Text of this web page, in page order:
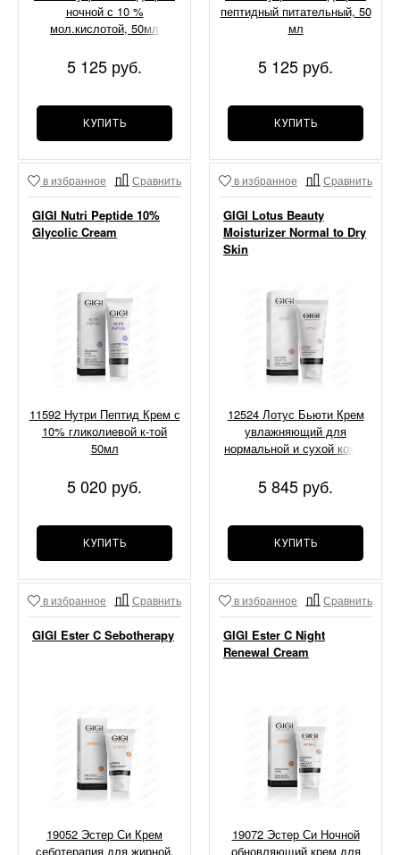
ночной с 10 %
мол.кислотой, 50мл
5 125 руб.
КУПИТЬ
пептидный питательный, 50
мл
5 125 руб.
КУПИТЬ
в избранное Сравнить
GIGI Nutri Peptide 10%
Glycolic Cream
11592 Нутри Пептид Крем с
10% гликолиевой к-той
50мл
5 020 руб.
КУПИТЬ
в избранное Сравнить
GIGI Lotus Beauty
Moisturizer Normal to Dry
Skin
12524 Лотус Бьюти Крем
увлажняющий для
нормальной и сухой кожи,
5 845 руб.
КУПИТЬ
в избранное Сравнить
GIGI Ester C Sebotherapy
19052 Эстер Си Крем
себотерапия для жирной,
в избранное Сравнить
GIGI Ester C Night
Renewal Cream
19072 Эстер Си Ночной
обновляющий крем для